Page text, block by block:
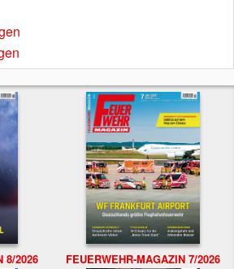
8/2026 FEUERWEHR-MAGAZIN 7/2026